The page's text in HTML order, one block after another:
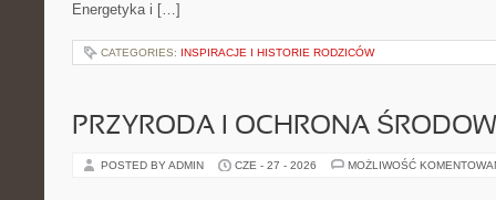
Energetyka i […]
CATEGORIES: INSPIRACJE I HISTORIE RODZICÓW
PRZYRODA I OCHRONA
POSTED BY ADMIN CZE - 27 - 2026 MOŻLIWOŚĆ